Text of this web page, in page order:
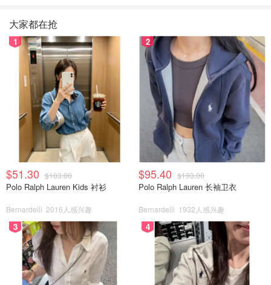
大家都在抢
1
$51.30 $103.00
Polo Ralph Lauren Kids 衬衫
Bernardelli 2016人感兴趣
2
$95.40 $193.00
Polo Ralph Lauren 长袖卫衣
Bernardelli 1932人感兴趣
3 4